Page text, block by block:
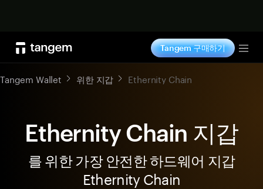
Tangem 구매하기
Tangem Wallet 위한 지갑 Ethernity Chain
Ethernity Chain 지갑
를 위한 가장 안전한 하드웨어 지갑
Ethernity Chain